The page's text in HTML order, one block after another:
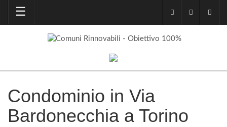
Condominio in Via
Bardonecchia a Torino